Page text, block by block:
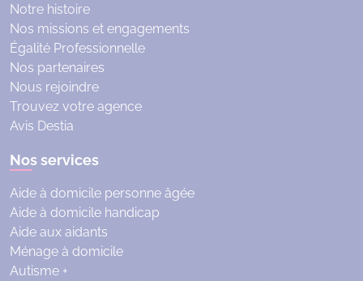
Notre histoire
Nos missions et engagements
Égalité Professionnelle
Nos partenaires
Nous rejoindre
Trouvez votre agence
Avis Destia
Nos services
Aide à domicile personne âgée
Aide à domicile handicap
Aide aux aidants
Ménage à domicile
Autisme +